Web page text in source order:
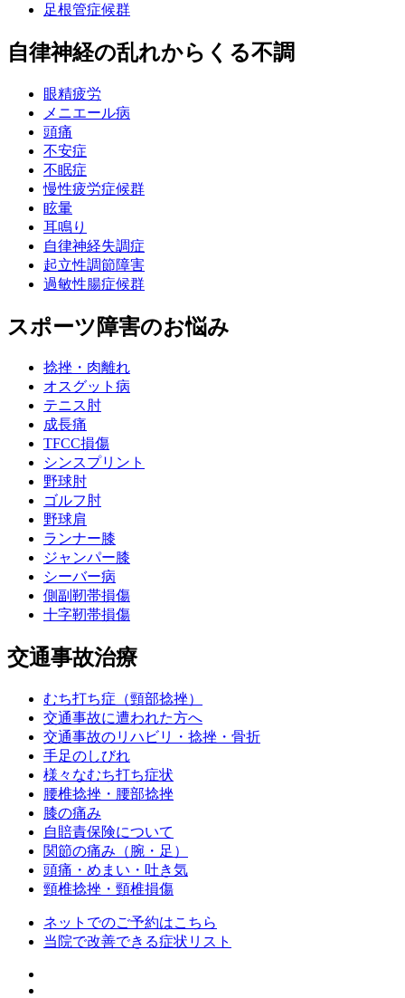
足根管症候群
自律神経の乱れからくる不調
眼精疲労
メニエール病
頭痛
不安症
不眠症
慢性疲労症候群
眩暈
耳鳴り
自律神経失調症
起立性調節障害
過敏性腸症候群
スポーツ障害のお悩み
捻挫・肉離れ
オスグット病
テニス肘
成長痛
TFCC損傷
シンスプリント
野球肘
ゴルフ肘
野球肩
ランナー膝
ジャンパー膝
シーバー病
側副靭帯損傷
十字靭帯損傷
交通事故治療
むち打ち症（頸部捻挫）
交通事故に遭われた方へ
交通事故のリハビリ・捻挫・骨折
手足のしびれ
様々なむち打ち症状
腰椎捻挫・腰部捻挫
膝の痛み
自賠責保険について
関節の痛み（腕・足）
頭痛・めまい・吐き気
頸椎捻挫・頸椎損傷
ネットでのご予約はこちら
当院で改善できる症状リスト